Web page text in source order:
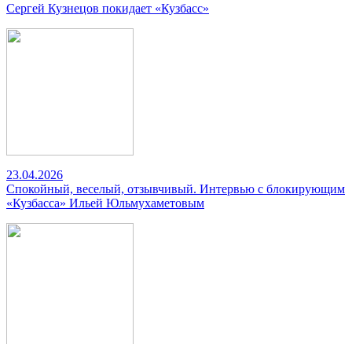
Сергей Кузнецов покидает «Кузбасс»
23.04.2026
Спокойный, веселый, отзывчивый. Интервью с блокирующим
«Кузбасса» Ильей Юльмухаметовым